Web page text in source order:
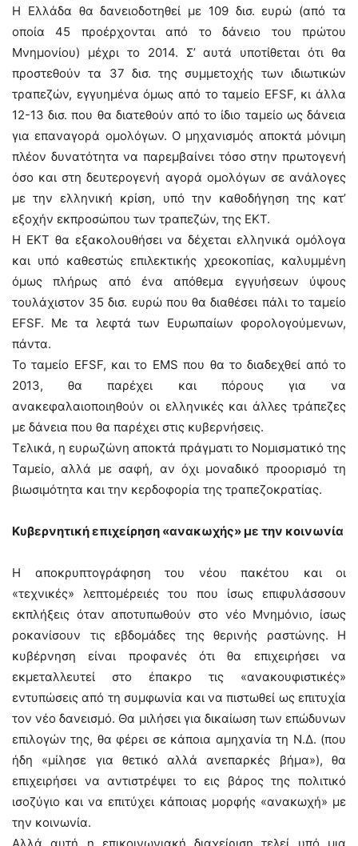
Η Ελλάδα θα δανειοδοτηθεί με 109 δισ. ευρώ (από τα
οποία 45 προέρχονται από το δάνειο του πρώτου
Μνημονίου) μέχρι το 2014. Σ’ αυτά υποτίθεται ότι θα
προστεθούν τα 37 δισ. της συμμετοχής των ιδιωτικών
τραπεζών, εγγυημένα όμως από το ταμείο EFSF, κι άλλα
12-13 δισ. που θα διατεθούν από το ίδιο ταμείο ως δάνεια
για επαναγορά ομολόγων. Ο μηχανισμός αποκτά μόνιμη
πλέον δυνατότητα να παρεμβαίνει τόσο στην πρωτογενή
όσο και στη δευτερογενή αγορά ομολόγων σε ανάλογες
με την ελληνική κρίση, υπό την καθοδήγηση της κατ’
εξοχήν εκπροσώπου των τραπεζών, της ΕΚΤ.
Η ΕΚΤ θα εξακολουθήσει να δέχεται ελληνικά ομόλογα
και υπό καθεστώς επιλεκτικής χρεοκοπίας, καλυμμένη
όμως πλήρως από ένα απόθεμα εγγυήσεων ύψους
τουλάχιστον 35 δισ. ευρώ που θα διαθέσει πάλι το ταμείο
EFSF. Με τα λεφτά των Ευρωπαίων φορολογούμενων,
πάντα.
Το ταμείο EFSF, και το EMS που θα το διαδεχθεί από το
2013, θα παρέχει και πόρους για να
ανακεφαλαιοποιηθούν οι ελληνικές και άλλες τράπεζες
με δάνεια που θα παρέχει στις κυβερνήσεις.
Τελικά, η ευρωζώνη αποκτά πράγματι το Νομισματικό της
Ταμείο, αλλά με σαφή, αν όχι μοναδικό προορισμό τη
βιωσιμότητα και την κερδοφορία της τραπεζοκρατίας.
Κυβερνητική επιχείρηση «ανακωχής» με την κοινωνία
Η αποκρυπτογράφηση του νέου πακέτου και οι
«τεχνικές» λεπτομέρειές του που ίσως επιφυλάσσουν
εκπλήξεις όταν αποτυπωθούν στο νέο Μνημόνιο, ίσως
ροκανίσουν τις εβδομάδες της θερινής ραστώνης. Η
κυβέρνηση είναι προφανές ότι θα επιχειρήσει να
εκμεταλλευτεί στο έπακρο τις «ανακουφιστικές»
εντυπώσεις από τη συμφωνία και να πιστωθεί ως επιτυχία
τον νέο δανεισμό. Θα μιλήσει για δικαίωση των επώδυνων
επιλογών της, θα φέρει σε κάποια αμηχανία τη Ν.Δ. (που
ήδη «μίλησε για θετικό αλλά ανεπαρκές βήμα»), θα
επιχειρήσει να αντιστρέψει το εις βάρος της πολιτικό
ισοζύγιο και να επιτύχει κάποιας μορφής «ανακωχή» με
την κοινωνία.